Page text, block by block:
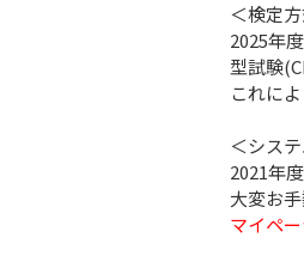
＜検定
2025年
型試験
これによ
＜シス
2021年
大変お手
マイペ